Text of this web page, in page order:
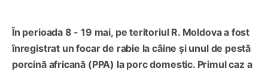
În perioada 8 - 19 mai, pe teritoriul R. Moldova a fost
înregistrat un focar de rabie la câine și unul de pestă
porcină africană (PPA) la porc domestic. Primul caz a